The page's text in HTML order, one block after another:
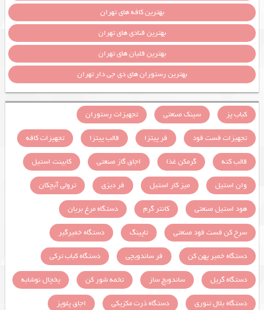
بهترین کافه های تهران
بهترین قنادی های تهران
بهترین قلیان های تهران
بهترین رستوران های دی جی دار تهران
کباب پز سینک صنعتی
تجهیزات رستوران
تجهیزات فست فود
فر پیتزا قالب پیتزا
تجهیزات کافه
قالب کته
گرمکن غذا اجاق گاز صنعتی
کابینت استیل
وان استیل
میز کار استیل فر دیزی
ترولی آبچکان
هود استیل صنعتی
کانتر گرم
دستگاه مرغ بریان
سرخ کن فست فود صنعتی
تاپینگ
دستگاه خمیرگیر
دستگاه خمیر پهن کن
فر ساندویچی
دستگاه کباب ترکی
دستگاه گریل
ساندویچ ساز تخمه شور کن
یخچال نوشابه
دستگاه بلال تنوری
دستگاه ذرت مکزیکی اجاق پلوپز